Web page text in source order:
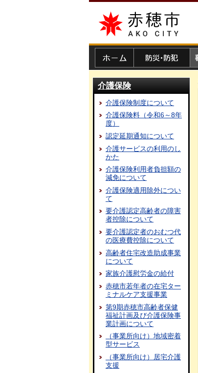
赤穂市
介護保険
介護保険制度について
介護保険料（令和6～8年
度）
認定延期通知について
介護サービスの利用のし
かた
介護保険利用者負担額の
減免について
介護保険適用除外につい
て
要介護認定高齢者の障害
者控除について
要介護認定者のおむつ代
の医療費控除について
高齢者住宅改造助成事業
について
家族介護慰労金の給付
赤穂市若年者の在宅ター
ミナルケア支援事業
第9期赤穂市高齢者保健
福祉計画及び介護保険事
業計画について
（事業所向け）地域密着
型サービス
（事業所向け）居宅介護
支援